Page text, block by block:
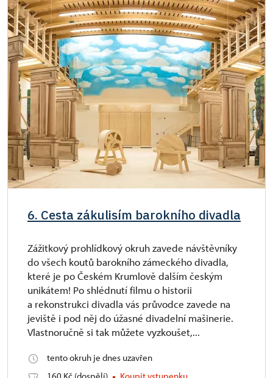
6. Cesta zákulisím barokního divadla
Zážitkový prohlídkový okruh zavede návštěvníky
do všech koutů barokního zámeckého divadla,
které je po Českém Krumlově dalším českým
unikátem! Po shlédnutí filmu o historii
a rekonstrukci divadla vás průvodce zavede na
jeviště i pod něj do úžasné divadelní mašinerie.
Vlastnoručně si tak můžete vyzkoušet,...
tento okruh je dnes uzavřen